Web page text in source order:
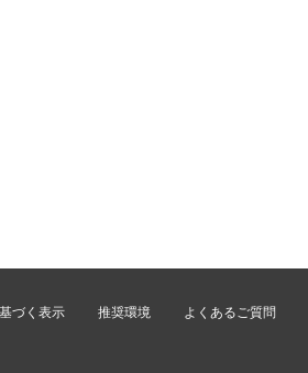
づく表示 推奨環境 よくあるご質問